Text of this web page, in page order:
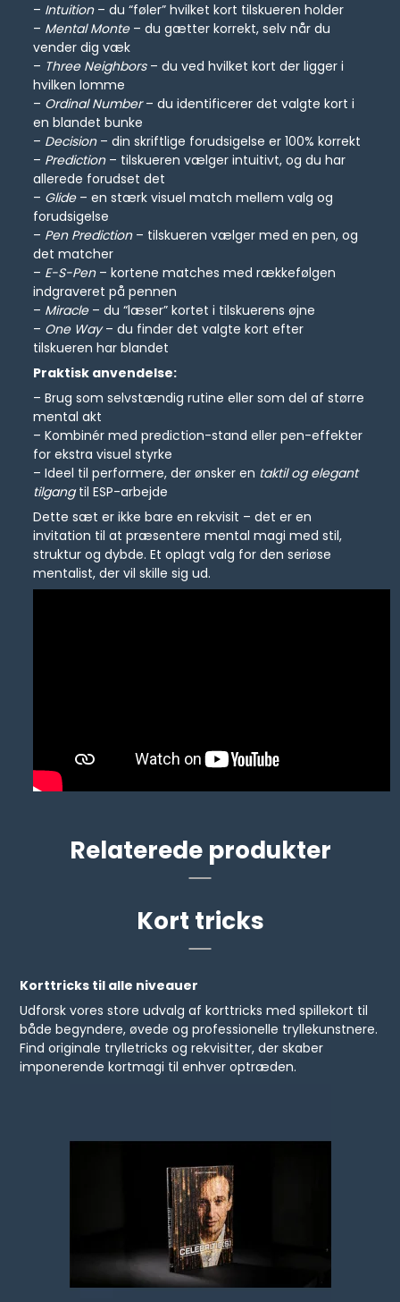
– Intuition– du “føler” hvilket kort tilskueren holder
– Mental Monte– du gætter korrekt, selv når du
vender dig væk
– Three Neighbors– du ved hvilket kort der ligger i
hvilken lomme
– Ordinal Number– du identificerer det valgte kort i
en blandet bunke
– Decision– din skriftlige forudsigelse er 100% korrekt
– Prediction– tilskueren vælger intuitivt, og du har
allerede forudset det
– Glide– en stærk visuel match mellem valg og
forudsigelse
– Pen Prediction– tilskueren vælger med en pen, og
det matcher
– E-S-Pen– kortene matches med rækkefølgen
indgraveret på pennen
– Miracle– du “læser” kortet i tilskuerens øjne
– One Way– du finder det valgte kort efter
tilskueren har blandet
Praktisk anvendelse:
– Brug som selvstændig rutine eller som del af større
mental akt
– Kombinér med prediction-stand eller pen-effekter
for ekstra visuel styrke
– Ideel til performere, der ønsker en taktil og elegant
tilgangtil ESP-arbejde
Dette sæt er ikke bare en rekvisit – det er en
invitation til at præsentere mental magi med stil,
struktur og dybde. Et oplagt valg for den seriøse
mentalist, der vil skille sig ud.
Relaterede produkter
Kort tricks
Korttricks til alle niveauer
Udforsk vores store udvalg af korttricks med spillekort til
både begyndere, øvede og professionelle tryllekunstnere.
Find originale trylletricks og rekvisitter, der skaber
imponerende kortmagi til enhver optræden.